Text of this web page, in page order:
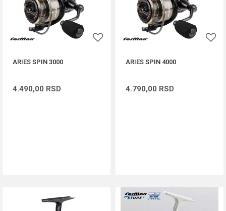
ARIES SPIN 3000
4.490,00 RSD
ARIES SPIN 4000
4.790,00 RSD